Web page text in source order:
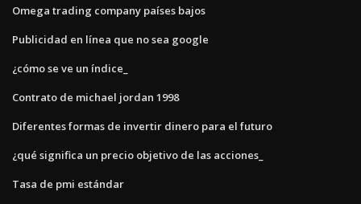
Omega trading company países bajos
Publicidad en línea que no sea google
¿cómo se ve un índice_
Contrato de michael jordan 1998
Diferentes formas de invertir dinero para el futuro
¿qué significa un precio objetivo de las acciones_
Tasa de pmi estándar